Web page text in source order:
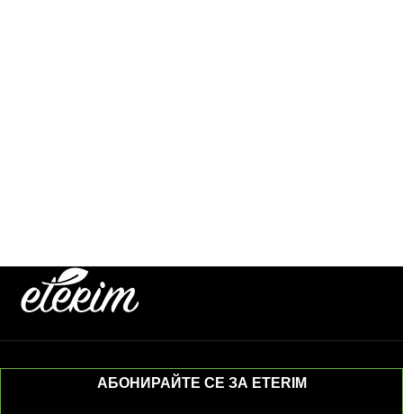
АБОНИРАЙТЕ СЕ ЗА ETERIM